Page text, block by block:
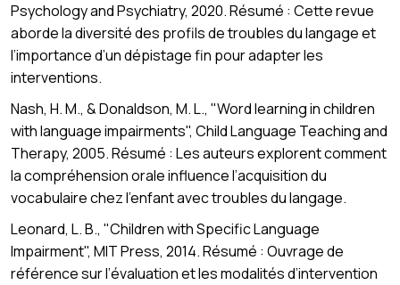
Psychology and Psychiatry, 2020. Résumé : Cette revue
aborde la diversité des profils de troubles du langage et
l’importance d’un dépistage fin pour adapter les
interventions.
Nash, H. M., & Donaldson, M. L., "Word learning in children
with language impairments", Child Language Teaching and
Therapy, 2005. Résumé : Les auteurs explorent comment
la compréhension orale influence l’acquisition du
vocabulaire chez l’enfant avec troubles du langage.
Leonard, L. B., "Children with Specific Language
Impairment", MIT Press, 2014. Résumé : Ouvrage de
référence sur l’évaluation et les modalités d’intervention